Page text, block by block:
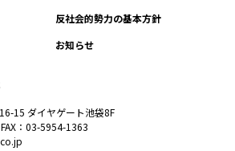
反社会的勢力の基本方針
お知らせ
15 ダイヤゲート池袋8F
：03-5954-1363